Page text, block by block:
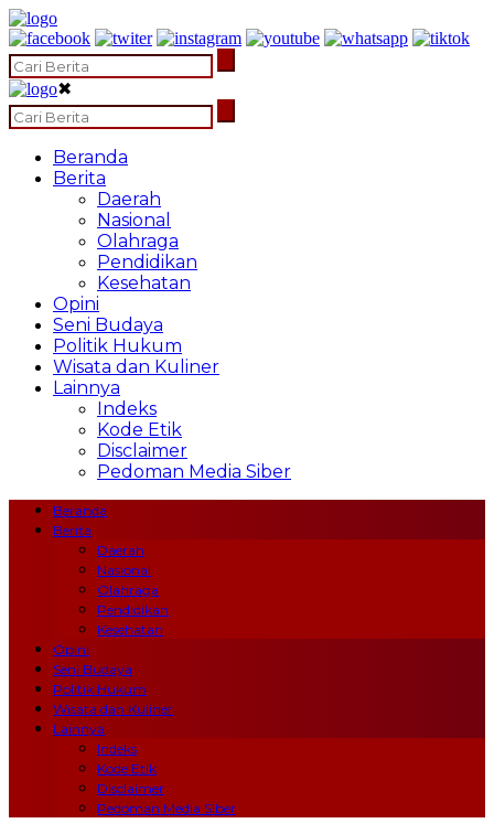
✖
Beranda
Berita
Daerah
Nasional
Olahraga
Pendidikan
Kesehatan
Opini
Seni Budaya
Politik Hukum
Wisata dan Kuliner
Lainnya
Indeks
Kode Etik
Disclaimer
Pedoman Media Siber
Beranda
Berita
Daerah
Nasional
Olahraga
Pendidikan
Kesehatan
Opini
Seni Budaya
Politik Hukum
Wisata dan Kuliner
Lainnya
Indeks
Kode Etik
Disclaimer
Pedoman Media Siber